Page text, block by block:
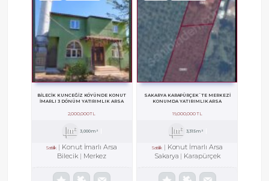
BILECIK KUNCEĞIZ KÖYÜNDE KONUT
IMARLI 3 DÖNÜM YATIRIMLIK ARSA
2,000,000 TL
3,000m²
Satılık
Konut İmarlı Arsa
Bilecik
Merkez
SAKARYA KARAPÜRÇEK`TE MERKEZI
KONUMDA YATIRIMLIK ARSA
19,000,000 TL
3,315m²
Satılık
Konut İmarlı Arsa
Sakarya
Karapürçek